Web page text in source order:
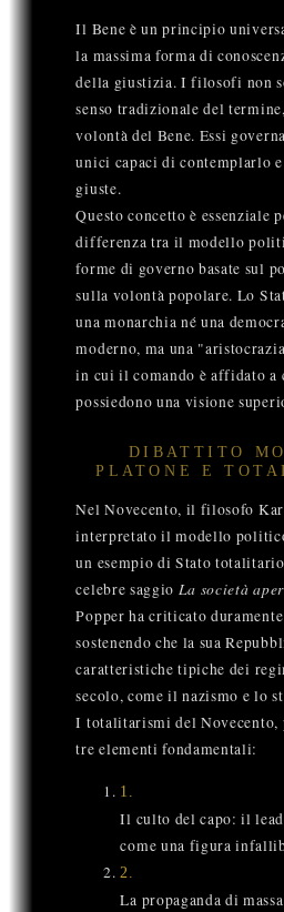
Il Bene è un principio
la massima forma di
della giustizia. I filosofi non
senso tradizionale del
volontà del Bene. Essi
unici capaci di contemplarlo
giuste.
Questo concetto è essenziale
differenza tra il modello
forme di governo basate sul
sulla volontà popolare. Lo
una monarchia né una
moderno, ma una
in cui il comando è affidato a
possiedono una visione
DIBATTITO
PLATONE E
Nel Novecento, il filosofo
interpretato il modello
un esempio di Stato
celebre saggio La società
Popper ha criticato
sostenendo che la sua
caratteristiche tipiche dei
secolo, come il nazismo e lo
I totalitarismi del Novecento,
tre elementi fondamentali:
1 .
Il culto del capo: il
come una figura
2.
La propaganda di